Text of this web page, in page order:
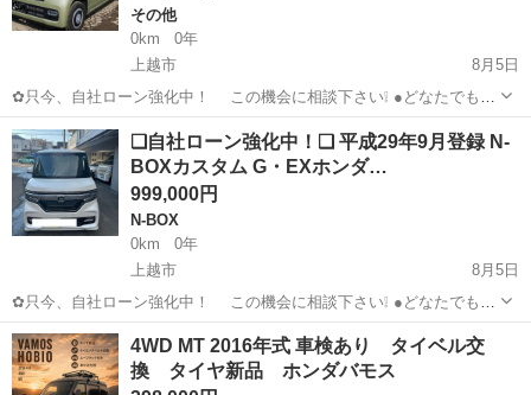
その他
0km
0年
上越市
8月5日
✿只今、自社ローン強化中！ この機会に相談下さい❕ ●どなたでも自
社ローン対応可能です● ・勤続年数の短い方や自営業
の方 ・パートやアルバイト勤務の主婦の方や派遣社員の方 ・自...
新潟 上越市 その他 VAN
❑自社ローン強化中！❑ 平成29年9月登録 N-
BOXカスタム G・EXホンダ…
999,000円
N-BOX
0km
0年
上越市
8月5日
✿只今、自社ローン強化中！ この機会に相談下さい❕ ●どなたでも自
社ローン対応可能です● ・勤続年数の短い方や自営業
の方 ・パートやアルバイト勤務の主婦の方や派遣社員の方 ・自...
新潟 上越市 車両
4WD MT 2016年式 車検あり タイベル交
換 タイヤ新品 ホンダバモス